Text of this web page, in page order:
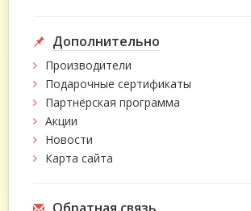
Дополнительно
Производители
Подарочные сертификаты
Партнёрская программа
Акции
Новости
Карта сайта